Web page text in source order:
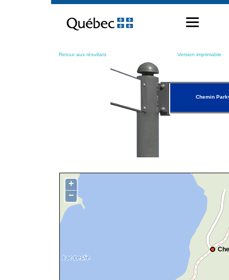
contenu
Retour aux résultats Version imprimable
Chemin
+
−